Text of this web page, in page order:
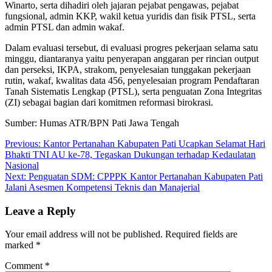
Winarto, serta dihadiri oleh jajaran pejabat pengawas, pejabat
fungsional, admin KKP, wakil ketua yuridis dan fisik PTSL, serta
admin PTSL dan admin wakaf.
Dalam evaluasi tersebut, di evaluasi progres pekerjaan selama satu
minggu, diantaranya yaitu penyerapan anggaran per rincian output
dan perseksi, IKPA, strakom, penyelesaian tunggakan pekerjaan
rutin, wakaf, kwalitas data 456, penyelesaian program Pendaftaran
Tanah Sistematis Lengkap (PTSL), serta penguatan Zona Integritas
(ZI) sebagai bagian dari komitmen reformasi birokrasi.
Sumber: Humas ATR/BPN Pati Jawa Tengah
Post
navigation
Previous: Kantor Pertanahan Kabupaten Pati Ucapkan Selamat Hari
Bhakti TNI AU ke-78, Tegaskan Dukungan terhadap Kedaulatan
Nasional
Next: Penguatan SDM: CPPPK Kantor Pertanahan Kabupaten Pati
Jalani Asesmen Kompetensi Teknis dan Manajerial
Leave a Reply
Your email address will not be published. Required fields are
marked *
Comment *